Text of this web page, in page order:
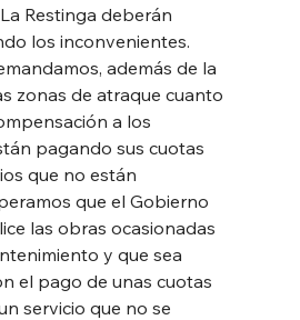
Restinga deberán
los inconvenientes.
además de la
zonas de atraque cuanto
a los
pagando sus cuotas
que no están
que el Gobierno
las obras ocasionadas
y que sea
el pago de unas cuotas
servicio que no se